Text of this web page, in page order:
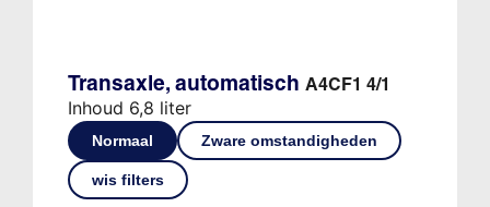
Transaxle, automatisch A4CF1 4/1
Inhoud 6,8 liter
Normaal Zware omstandigheden
wis filters